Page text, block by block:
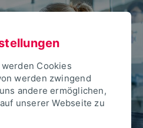
Cookies
werden zwingend
andere ermöglichen,
unserer Webseite zu